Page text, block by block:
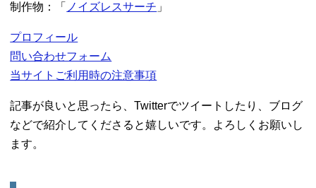
制作物：「 ノイズレスサーチ 」
プロフィール
問い合わせフォーム
当サイトご利用時の注意事項
記事が良いと思ったら、Twitterでツイートしたり、ブログ
などで紹介してくださると嬉しいです。よろしくお願いし
ます。